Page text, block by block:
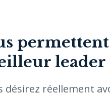
leader
désirez réellement